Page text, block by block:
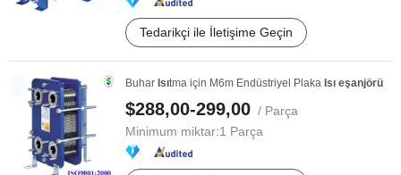
Tedarikçi ile İletişime Geçin
Buhar Isıtma için M6m Endüstriyel Plaka Isı eşanjörü
$288,00-299,00 / Parça
Minimum miktar:1 Parça